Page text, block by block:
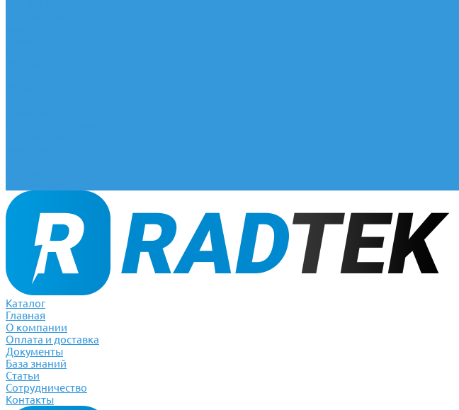
Каталог
Главная
О компании
Оплата и доставка
Документы
База знаний
Статьи
Сотрудничество
Контакты